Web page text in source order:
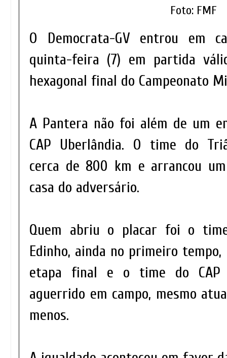
Foto: FMF
O Democrata-GV entrou em
quinta-feira (7) em partida
hexagonal final do Campeonato
A Pantera não foi além de um
CAP Uberlândia. O time do
cerca de 800 km e arrancou
casa do adversário.
Quem abriu o placar foi o
Edinho, ainda no primeiro
etapa final e o time do CAP
aguerrido em campo, mesmo
menos.